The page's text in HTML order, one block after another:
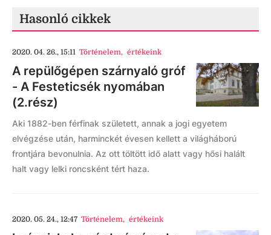
Hasonló cikkek
2020. 04. 26., 15:11 Történelem, értékeink
A repülőgépen szárnyaló gróf
- A Festeticsék nyomában
(2.rész)
Aki 1882-ben férfinak született, annak a jogi egyetem
elvégzése után, harminckét évesen kellett a világháború
frontjára bevonulnia. Az ott töltött idő alatt vagy hősi halált
halt vagy lelki roncsként tért haza.
2020. 05. 24., 12:47 Történelem, értékeink